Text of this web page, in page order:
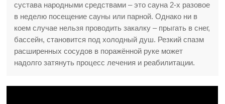
сустава народными средствами – это сауна 2-х разовое
в неделю посещение сауны или парной. Однако ни в
коем случае нельзя проводить закалку – прыгать в снег,
бассейн, становится под холодный душ. Резкий спазм
расширенных сосудов в поражённой руке может
надолго затянуть процесс лечения и реабилитации.